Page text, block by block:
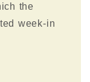
the
week-in